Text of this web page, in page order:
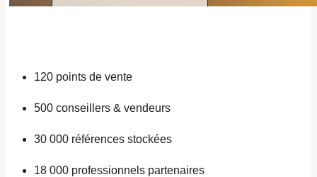
120 points de vente
500 conseillers & vendeurs
30 000 références stockées
18 000 professionnels partenaires